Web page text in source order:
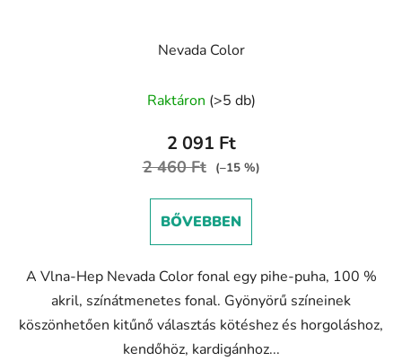
Nevada Color
termék
átlagos
értékelése
5,0
Raktáron (>5 db)
2 091 Ft
2 460 Ft (–15 %)
BŐVEBBEN
A Vlna-Hep Nevada Color fonal egy pihe-puha, 100 %
akril, színátmenetes fonal. Gyönyörű színeinek
köszönhetően kitűnő választás kötéshez és horgoláshoz,
kendőhöz, kardigánhoz...